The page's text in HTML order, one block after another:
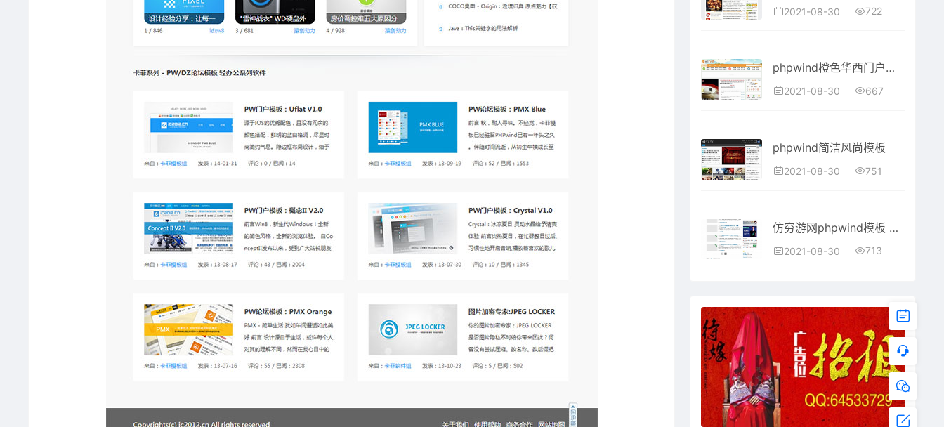
2021-08-30 722
phpwind橙色华西门户网站模板
2021-08-30 667
phpwind简洁风尚模板
2021-08-30 751
仿穷游网phpwind模板 旅游网站模板
2021-08-30 713